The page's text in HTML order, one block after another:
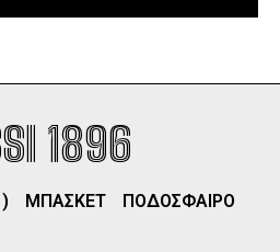
1896
ΜΠΑΣΚΕΤ
ΠΟΔΟΣΦΑΙΡΟ